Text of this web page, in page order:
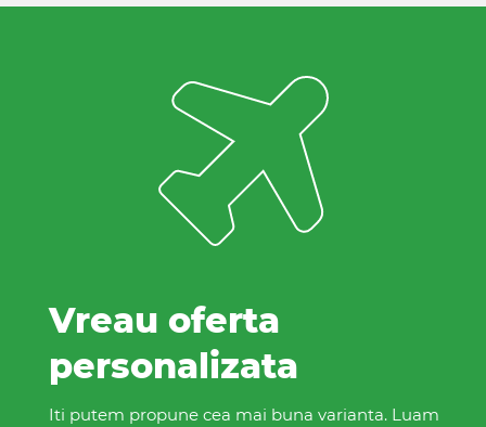
Vreau oferta
personalizata
Iti putem propune cea mai buna varianta. Luam